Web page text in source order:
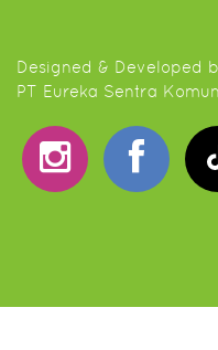
Designed & Developed
PT Eureka Sentra